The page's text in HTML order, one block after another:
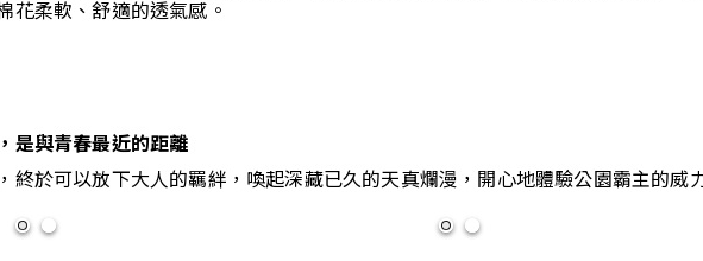
花柔軟、舒適的透氣感。
是與青春最近的距離
終於可以放下大人的羈絆，喚起深藏已久的天真爛漫，開心地體驗公園霸主的威